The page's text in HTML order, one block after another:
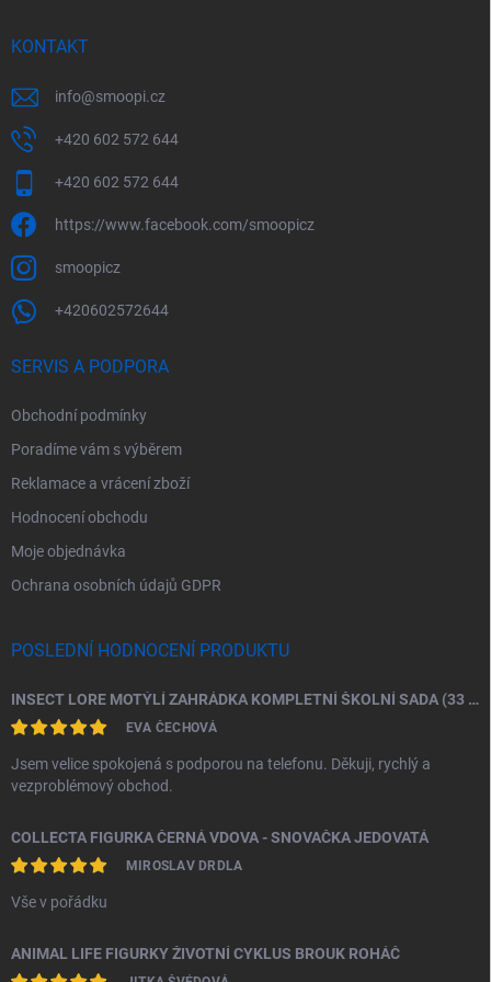
KONTAKT
info@smoopi.cz
+420 602 572 644
+420 602 572 644
https://www.facebook.com/smoopicz
smoopicz
+420602572644
SERVIS A PODPORA
Obchodní podmínky
Poradíme vám s výběrem
Reklamace a vrácení zboží
Hodnocení obchodu
Moje objednávka
Ochrana osobních údajů GDPR
POSLEDNÍ HODNOCENÍ PRODUKTU
INSECT LORE MOTÝLÍ ZAHRÁDKA KOMPLETNÍ ŠKOLNÍ SADA (33 HOUSENEK)
EVA ČECHOVÁ
Jsem velice spokojená s podporou na telefonu. Děkuji, rychlý a
vezproblémový obchod.
COLLECTA FIGURKA ČERNÁ VDOVA - SNOVAČKA JEDOVATÁ
MIROSLAV DRDLA
Vše v pořádku
ANIMAL LIFE FIGURKY ŽIVOTNÍ CYKLUS BROUK ROHÁČ